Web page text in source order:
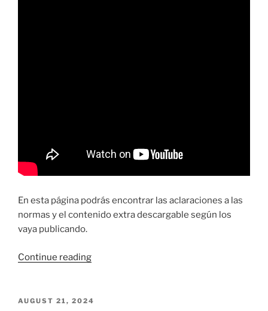
En esta página podrás encontrar las aclaraciones a las
normas y el contenido extra descargable según los
vaya publicando.
Continue reading“Carteros
un
POSTED
AUGUST 21, 2024